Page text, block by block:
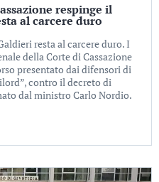
respinge il
al carcere duro
resta al carcere duro. I
della Corte di Cassazione
presentato dai difensori di
contro il decreto di
dal ministro Carlo Nordio.